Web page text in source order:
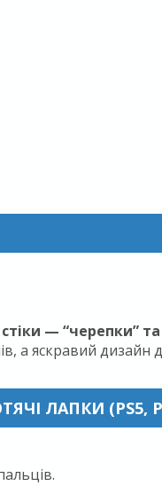
— “черепки” та
а яскравий дизайн
ЛАПКИ (PS5,